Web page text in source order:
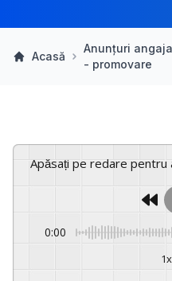
Acasă
Anunțuri
- promovare
Apăsați pe redare
0:00
1x